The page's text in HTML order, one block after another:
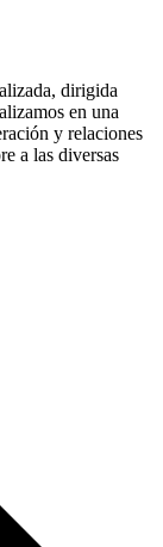
dirigida
en una
y relaciones
a las diversas